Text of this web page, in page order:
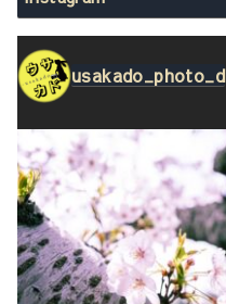
usakado_photo_d